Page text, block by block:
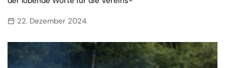
22. Dezember 2024